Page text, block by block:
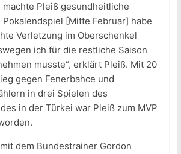
machte Pleiß gesundheitliche
Pokalendspiel [Mitte Februar] habe
Verletzung im Oberschenkel
ich für die restliche Saison
musste“, erklärt Pleiß. Mit 20
gegen Fenerbahce und
in drei Spielen des
in der Türkei war Pleiß zum MVP
dem Bundestrainer Gordon